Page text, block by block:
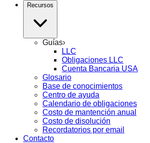
Recursos
Guías›
LLC
Obligaciones LLC
Cuenta Bancaria USA
Glosario
Base de conocimientos
Centro de ayuda
Calendario de obligaciones
Costo de mantención anual
Costo de disolución
Recordatorios por email
Contacto